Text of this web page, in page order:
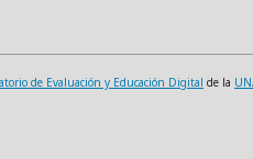
de Evaluación y Educación Digital de la